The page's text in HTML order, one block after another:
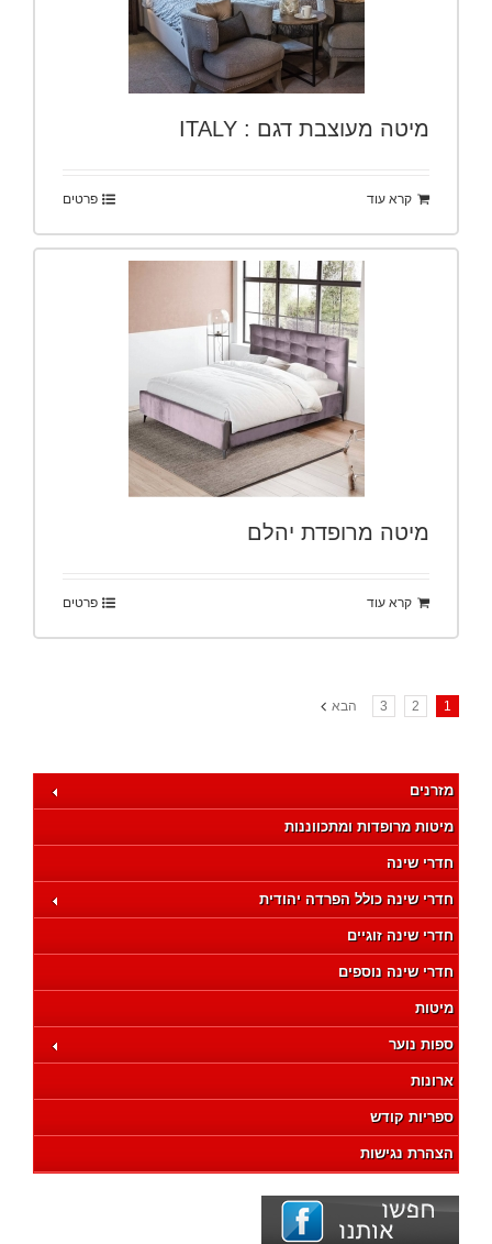
מיטה מעוצבת דגם : ITALY
קרא עוד פרטים
מיטה מרופדת יהלם
קרא עוד פרטים
1
2
3 הבא
מזרנים
מיטות מרופדות ומתכווננות
חדרי שינה
חדרי שינה כולל הפרדה יהודית
חדרי שינה זוגיים
חדרי שינה נוספים
מיטות
ספות נוער
ארונות
ספריות קודש
הצהרת נגישות